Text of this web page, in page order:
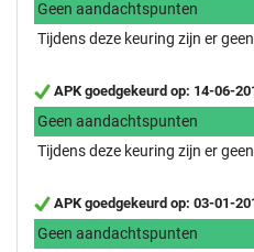
Geen aandachtspunten
Tijdens deze keuring zijn er
APK goedgekeurd op: 14-06-
Geen aandachtspunten
Tijdens deze keuring zijn er
APK goedgekeurd op: 03-01-
Geen aandachtspunten